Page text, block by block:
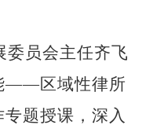
委员会主任齐飞
——区域性律所
题授课，深入